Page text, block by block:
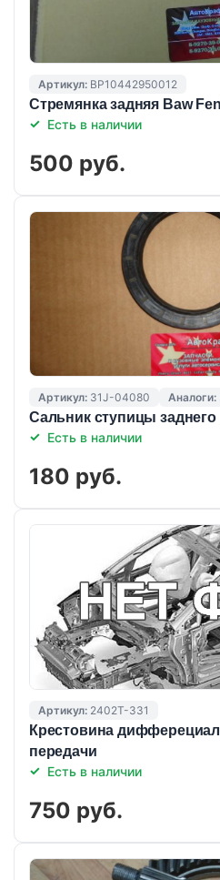
Артикул: BP10442950012
Стремянка задняя Baw
Есть в наличии
500 руб.
Артикул: 31J-04080 Аналоги:
Сальник ступицы заднего
Есть в наличии
180 руб.
Артикул: 2402T-331
Крестовина
передачи
Есть в наличии
750 руб.